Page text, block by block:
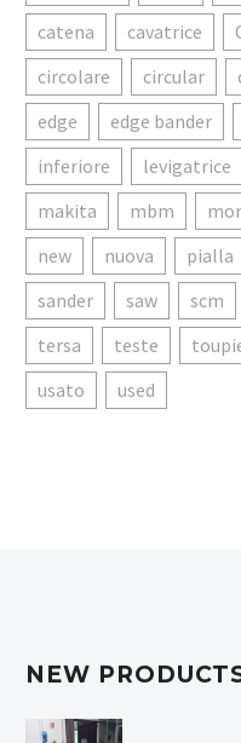
catena
cavatrice
circolare
circular
edge
edge bander
inferiore
levigatrice
makita
mbm
new
nuova pialla
sander
saw scm
tersa
teste
usato
used
NEW